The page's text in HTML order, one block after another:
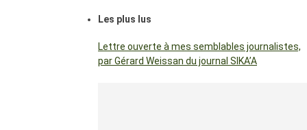
Les plus lus
Lettre ouverte à mes semblables journalistes,
par Gérard Weissan du journal SIKA’A